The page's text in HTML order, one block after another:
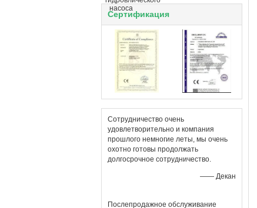
Сертификация
Сотрудничество очень
удовлетворительно и компания
прошлого немногие леты, мы очень
охотно готовы продолжать
долгосрочное сотрудничество.
—— Декан
Послепродажное обслуживание